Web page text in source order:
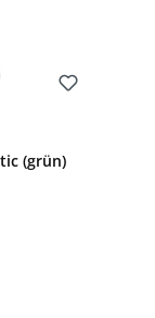
(grün)